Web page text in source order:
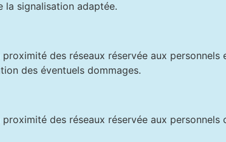
signalisation adaptée.
proximité des réseaux réservée aux
des éventuels dommages.
des réseaux réservée aux personnels